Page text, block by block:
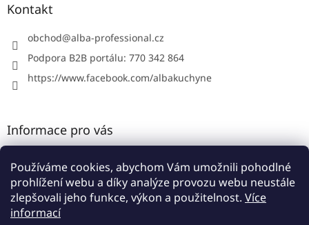
Používáme cookies, abychom Vám umožnili pohodlné
prohlížení webu a díky analýze provozu webu neustále
zlepšovali jeho funkce, výkon a použitelnost. Více
informací
Kontakt
obchod@alba-professional.cz
Podpora B2B portálu: 770 342 864
https://www.facebook.com/albakuchyne
Informace pro vás
Obchodní podmínky
Podmínky ochrany osobních údajů